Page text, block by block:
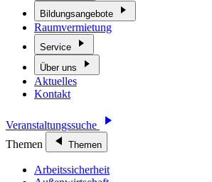
Bildungsangebote
Raumvermietung
Service
Über uns
Aktuelles
Kontakt
Veranstaltungssuche
Themen
Themen
Arbeitssicherheit